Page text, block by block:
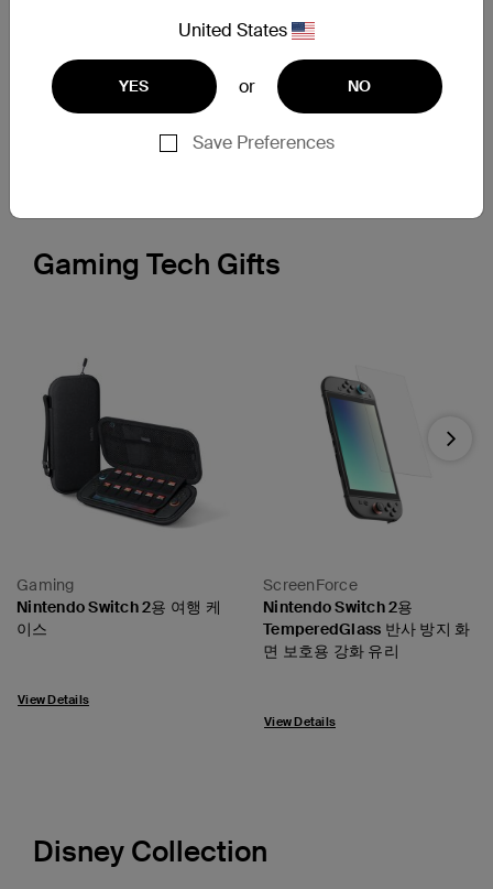
USB-C 5-in-1 멀티포트 허브
View Details
Connect
Universal USB-C 11-in-1 Pro
독
Gaming Tech Gifts
Gaming
Nintendo Switch 2용 여행 케
이스
View Details
ScreenForce
Nintendo Switch 2용
TemperedGlass 반사 방지 화
면 보호용 강화 유리
View Details
Next
Disney Collection
United States
YES or NO
Save Preferences